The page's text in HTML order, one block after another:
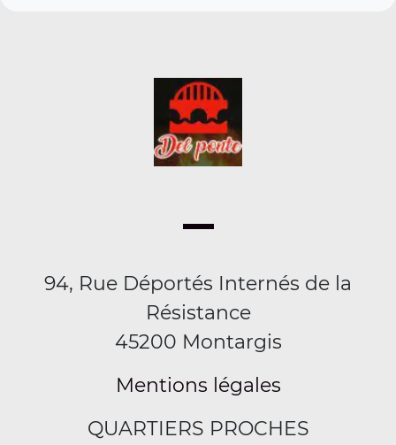
94, Rue Déportés Internés de la
Résistance
45200 Montargis
Mentions légales
QUARTIERS PROCHES